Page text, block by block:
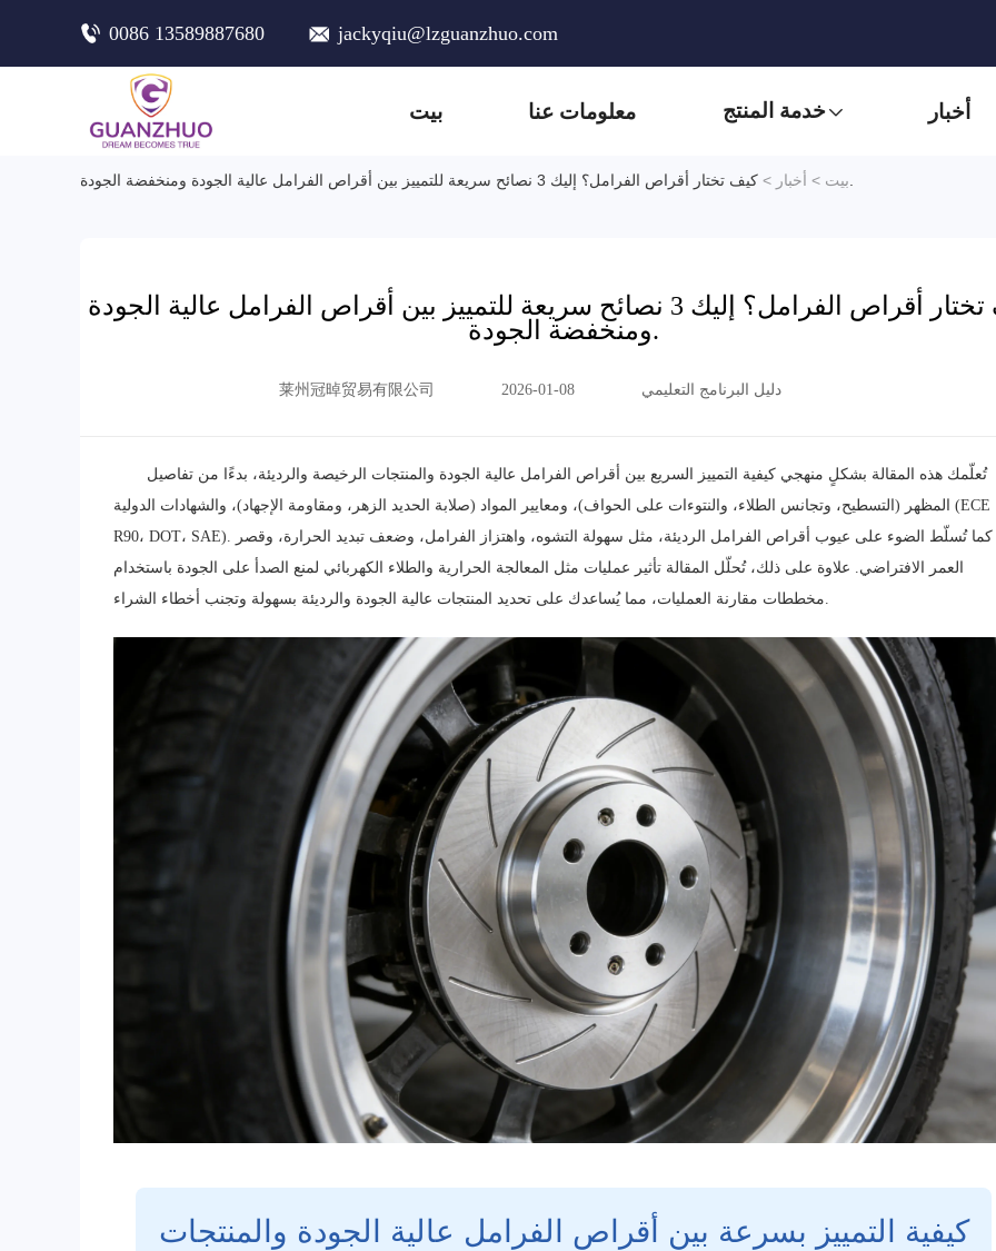
0086 13589887680 jackyqiu@lzguanzhuo.com
بيت معلومات عنا خدمة المنتج أخبار
بيت > أخبار >
كيف تختار أقراص الفرامل؟ إليك 3 نصائح سريعة للتمييز بين أقراص الفرامل عالية الجودة
ومنخفضة الجودة.
莱州冠晫贸易有限公司 2026-01-08 دليل البرنامج التعليمي
تُعلّمك هذه المقالة بشكلٍ منهجي كيفية التمييز السريع بين أقراص الفرامل عالية الجودة والمنتجات الرخيصة والرديئة، بدءًا من تفاصيل
المظهر (التسطيح، وتجانس الطلاء، والنتوءات على الحواف)، ومعايير المواد (صلابة الحديد الزهر، ومقاومة الإجهاد)، والشهادات الدولية (ECE
R90، DOT، SAE). كما تُسلّط الضوء على عيوب أقراص الفرامل الرديئة، مثل سهولة التشوه، واهتزاز الفرامل، وضعف تبديد الحرارة، وقصر
العمر الافتراضي. علاوة على ذلك، تُحلّل المقالة تأثير عمليات مثل المعالجة الحرارية والطلاء الكهربائي لمنع الصدأ على الجودة باستخدام
مخططات مقارنة العمليات، مما يُساعدك على تحديد المنتجات عالية الجودة والرديئة بسهولة وتجنب أخطاء الشراء.
كيفية التمييز بسرعة بين أقراص الفرامل عالية الجودة والمنتجات